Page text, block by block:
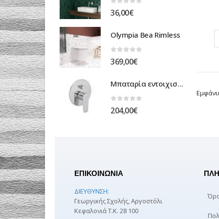
36,00€
Olympia Bea Rimless
369,00€
Μπαταρία εντοιχισμένη ντουζιέρας optima
204,00€
ΕΠΙΚΟΙΝΩΝΙΑ
ΔΙΕΎΘΥΝΣΗ:
Γεωργικής Σχολής, Αργοστόλι
Κεφαλονιά Τ.Κ. 28 100